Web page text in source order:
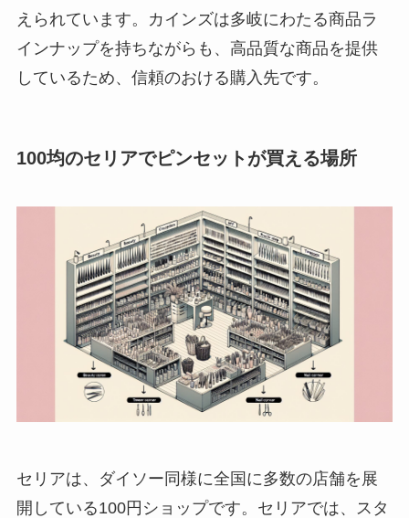
えられています。カインズは多岐にわたる商品ラ
インナップを持ちながらも、高品質な商品を提供
しているため、信頼のおける購入先です。
100均のセリアでピンセットが買える場所
セリアは、ダイソー同様に全国に多数の店舗を展
開している100円ショップです。セリアでは、スタ